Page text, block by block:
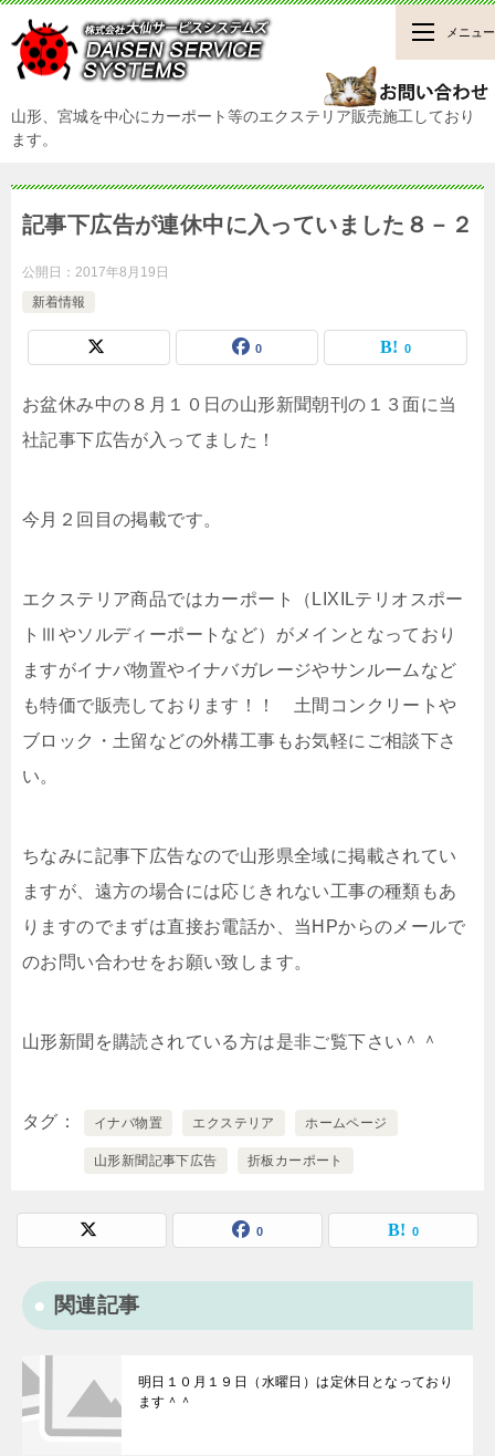
山形、宮城を中心にカーポート等のエクステリア販売施工しており
ます。
メニュー
記事下広告が連休中に入っていました８－２
公開日： 2017年8月19日
新着情報
0 0
お盆休み中の８月１０日の山形新聞朝刊の１３面に当
社記事下広告が入ってました！
今月２回目の掲載です。
エクステリア商品ではカーポート（LIXILテリオスポー
トⅢやソルディーポートなど）がメインとなっており
ますがイナバ物置やイナバガレージやサンルームなど
も特価で販売しております！！ 土間コンクリートや
ブロック・土留などの外構工事もお気軽にご相談下さ
い。
ちなみに記事下広告なので山形県全域に掲載されてい
ますが、遠方の場合には応じきれない工事の種類もあ
りますのでまずは直接お電話か、当HPからのメールで
のお問い合わせをお願い致します。
山形新聞を購読されている方は是非ご覧下さい＾＾
タグ イナバ物置 エクステリア ホームページ
山形新聞記事下広告 折板カーポート
0 0
関連記事
明日１０月１９日（水曜日）は定休日となっており
ます＾＾